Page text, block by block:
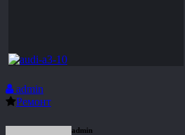
admin
Ремонт
admin